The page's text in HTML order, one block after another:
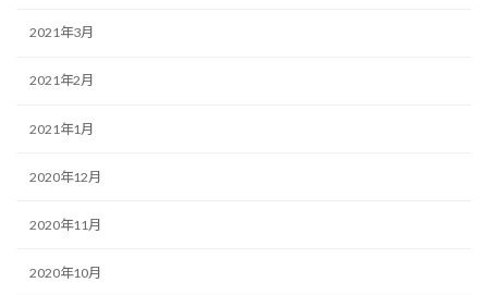
2021年3月
2021年2月
2021年1月
2020年12月
2020年11月
2020年10月